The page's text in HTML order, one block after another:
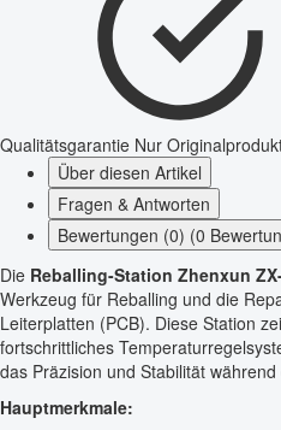
Qualitätsgarantie Nur
Über diesen Artikel
Fragen & Antworten
Bewertungen (0) (0
Die Reballing-Station Zhenxun
Werkzeug für Reballing und die
Leiterplatten (PCB). Diese Station
fortschrittliches
das Präzision und Stabilität
Hauptmerkmale: